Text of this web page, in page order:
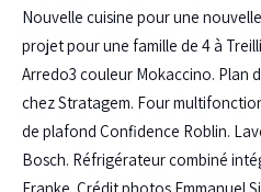
Nouvelle cuisine pour une
projet pour une famille de 4 à
Arredo3 couleur Mokaccino. Plan
chez Stratagem. Four
de plafond Confidence Roblin.
Bosch. Réfrigérateur combiné